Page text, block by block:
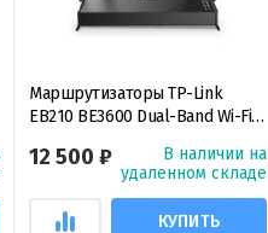
Маршрутизаторы TP-Link
EB210 BE3600 Dual-Band Wi-Fi 7
маршрутизатор Wi‑Fi 7
12 500 ₽
В наличии на
удаленном складе
КУПИТЬ